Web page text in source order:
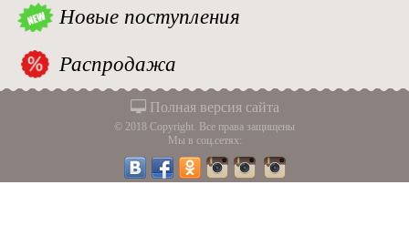
Новые поступления
Распродажа
Полная версия сайта
© 2018 Copyright. Все права защищены
Мы в соц.сетях: